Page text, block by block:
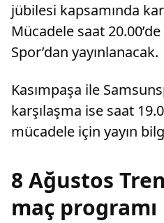
jübilesi kapsamında
Mücadele saat
Spor’dan yayınlanacak.
Kasımpaşa ile
karşılaşma ise saat
mücadele için yayın
8 Ağustos
maç programı